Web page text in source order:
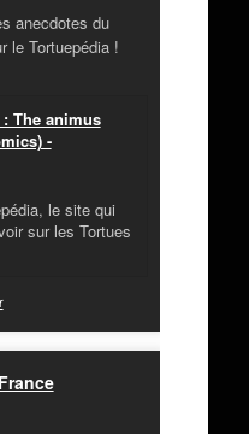
anecdotes du
le Tortuepédia !
: The animus
-
le site qui
sur les Tortues